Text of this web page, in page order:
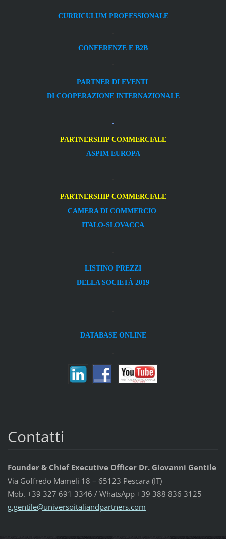
CURRICULUM PROFESSIONALE
CONFERENZE E B2B
PARTNER DI EVENTI
DI COOPERAZIONE INTERNAZIONALE
PARTNERSHIP COMMERCIALE
ASPIM EUROPA
PARTNERSHIP COMMERCIALE
CAMERA DI COMMERCIO
ITALO-SLOVACCA
LISTINO PREZZI
DELLA SOCIETÀ 2019
DATABASE ONLINE
Contatti
Founder & Chief Executive Officer Dr. Giovanni Gentile
Via Goffredo Mameli 18 – 65123 Pescara (IT)
Mob. +39 327 691 3346 / WhatsApp +39 388 836 3125
g.gentile@universoitaliandpartners.com